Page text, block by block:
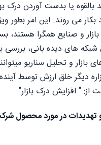
بالقوه یا بدست آوردن درک
بکار می روند. این امر بطور
و صنایع همگرا هستند،
های دیده بانی، بررسی
و تحلیل سناریو
دیگر خلق ارزش توسط
از: " افزایش درک بازار"
در مورد محصول